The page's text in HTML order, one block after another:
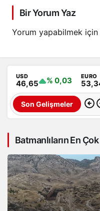
Bir Yorum Yaz
Yorum yapabilmek için
USD
46,65 % 0,03 EURO
Son Gelişmeler
Batmanlıların En